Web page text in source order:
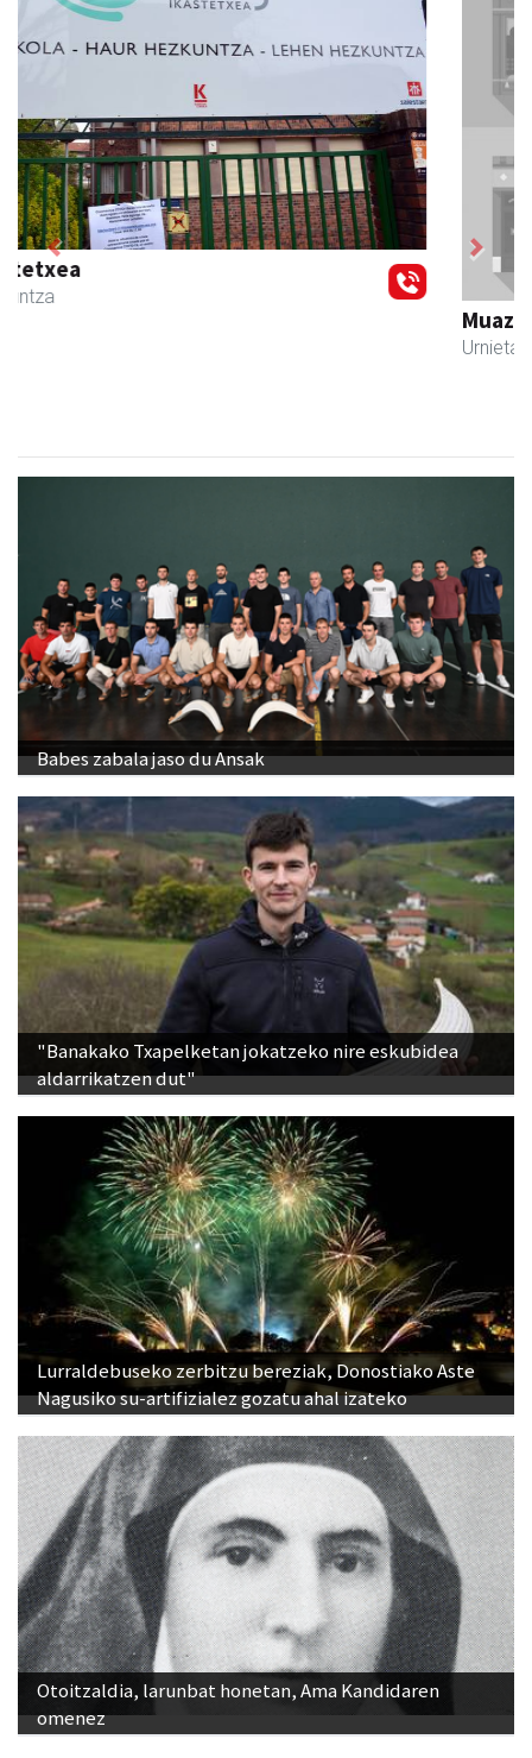
Previous Next
Babes zabala jaso du Ansak
"Banakako Txapelketan jokatzeko nire eskubidea
aldarrikatzen dut"
Lurraldebuseko zerbitzu bereziak, Donostiako Aste
Nagusiko su-artifizialez gozatu ahal izateko
Otoitzaldia, larunbat honetan, Ama Kandidaren
omenez